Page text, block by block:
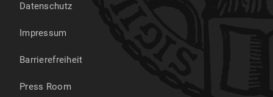
Datenschutz
Impressum
Barrierefreiheit
Press Room